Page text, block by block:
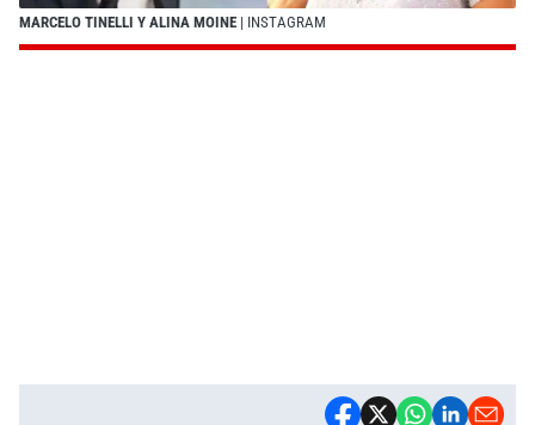
MARCELO TINELLI Y ALINA MOINE | INSTAGRAM